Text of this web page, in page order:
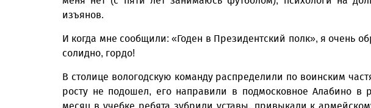
изъянов.
И когда мне сообщили: «Годен в Президентский полк», я очень
солидно, гордо!
В столице вологодскую команду распределили по воинским
росту не подошел, его направили в подмосковное Алабино в